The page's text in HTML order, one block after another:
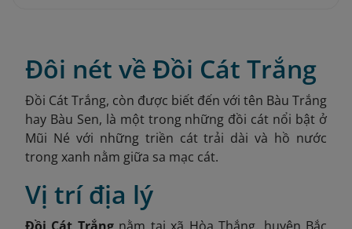
Đôi nét về Đồi Cát Trắng
Đồi Cát Trắng, còn được biết đến với tên Bàu Trắng
hay Bàu Sen, là một trong những đồi cát nổi bật ở
Mũi Né với những triền cát trải dài và hồ nước
trong xanh nằm giữa sa mạc cát.
Vị trí địa lý